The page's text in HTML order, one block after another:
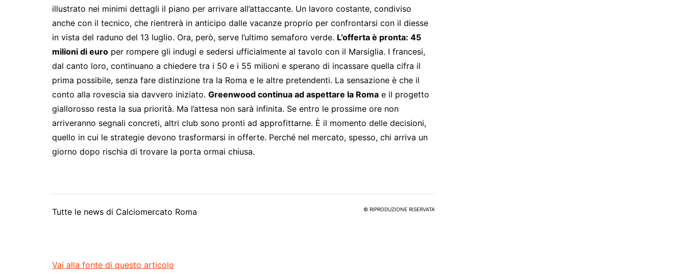
illustrato nei minimi dettagli il piano per arrivare all’attaccante. Un lavoro costante, condiviso
anche con il tecnico, che rientrerà in anticipo dalle vacanze proprio per confrontarsi con il diesse
in vista del raduno del 13 luglio. Ora, però, serve l’ultimo semaforo verde. L’offerta è pronta: 45
milioni di euro per rompere gli indugi e sedersi ufficialmente al tavolo con il Marsiglia. I francesi,
dal canto loro, continuano a chiedere tra i 50 e i 55 milioni e sperano di incassare quella cifra il
prima possibile, senza fare distinzione tra la Roma e le altre pretendenti. La sensazione è che il
conto alla rovescia sia davvero iniziato. Greenwood continua ad aspettare la Roma e il progetto
giallorosso resta la sua priorità. Ma l’attesa non sarà infinita. Se entro le prossime ore non
arriveranno segnali concreti, altri club sono pronti ad approfittarne. È il momento delle decisioni,
quello in cui le strategie devono trasformarsi in offerte. Perché nel mercato, spesso, chi arriva un
giorno dopo rischia di trovare la porta ormai chiusa.
© RIPRODUZIONE RISERVATA
Tutte le news di Calciomercato Roma
Vai alla fonte di questo articolo